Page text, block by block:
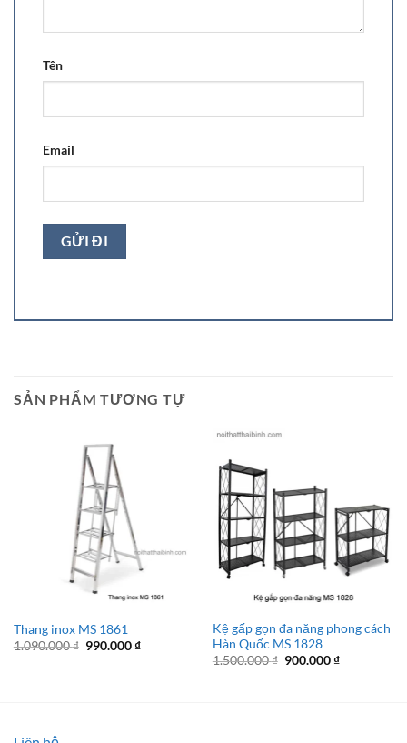
Tên
Email
SẢN PHẨM TƯƠNG TỰ
Thang inox MS 1861
1.090.000₫ Giá
990.000₫Giá
Kệ gấp gọn đa năng phong cách
Hàn Quốc MS 1828
1.500.000₫ Giá
900.000₫Giá